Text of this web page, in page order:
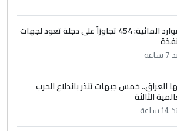
الموارد المائية: 454 تجاوزاً على دجلة تعود لجهات
ساعة
العراق.. خمس جبهات تنذر باندلاع الحرب
الثالثة